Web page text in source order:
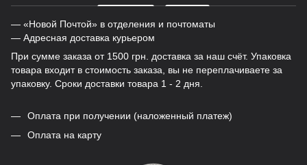
— «Новой Почтой» в отделения и почтоматы
— Адресная доставка курьером
При сумме заказа от 1500 грн. доставка за наш счёт. Упаковка
товара входит в стоимость заказа, вы не переплачиваете за
упаковку. Сроки доставки товара 1 - 2 дня.
Оплата при получении (наложенный платеж)
Оплата на карту